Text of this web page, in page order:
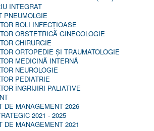
INTEGRAT
PNEUMOLGIE
BOLI INFECŢIOASE
OBSTETRICĂ GINECOLOGIE
CHIRURGIE
ORTOPEDIE ȘI TRAUMATOLOGIE
MEDICINĂ INTERNĂ
NEUROLOGIE
PEDIATRIE
ÎNGRIJIRI PALIATIVE
DE MANAGEMENT 2026
2021 - 2025
DE MANAGEMENT 2021